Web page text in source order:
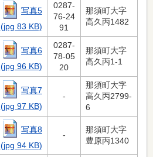
写真5
(jpg 83 KB)
0287-
76-24
91
那須町大字
高久丙1482
写真6
(jpg 96 KB)
0287-
78-05
20
那須町大字
高久丙1-1
写真7
(jpg 97 KB)
-
那須町大字
高久丙2799-
6
写真8
(jpg 94 KB)
-
那須町大字
豊原丙1340